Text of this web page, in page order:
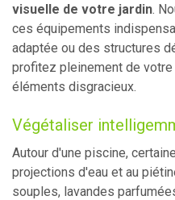
visuelle de votre jardin.
ces équipements
adaptée ou des structures
profitez pleinement de
éléments disgracieux.
Végétaliser
Autour d'une piscine,
projections d'eau et au
souples, lavandes